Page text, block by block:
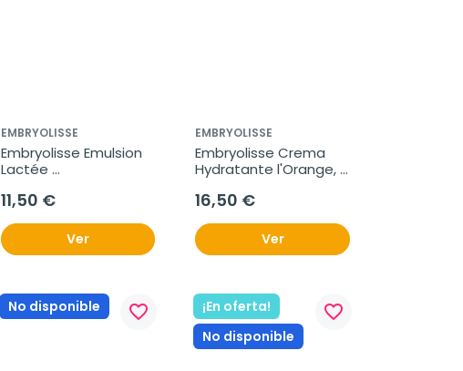
EMBRYOLISSE
Embryolisse Emulsion
Lactée
11,50 €
Ver
EMBRYOLISSE
Embryolisse Crema
Hydratante l'Orange,
16,50 €
Ver
No disponible favorite_border
¡En oferta!
No disponible
favorite_border